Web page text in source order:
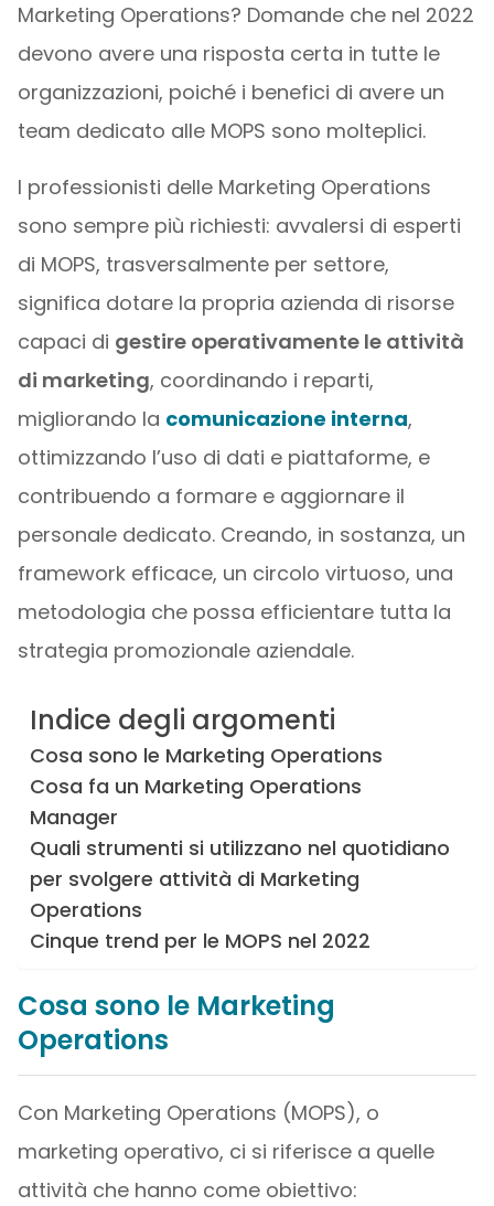
Marketing Operations? Domande che nel 2022
devono avere una risposta certa in tutte le
organizzazioni, poiché i benefici di avere un
team dedicato alle MOPS sono molteplici.
I professionisti delle Marketing Operations
sono sempre più richiesti: avvalersi di esperti
di MOPS, trasversalmente per settore,
significa dotare la propria azienda di risorse
capaci di gestire operativamente le attività
di marketing, coordinando i reparti,
migliorando la comunicazione interna,
ottimizzando l’uso di dati e piattaforme, e
contribuendo a formare e aggiornare il
personale dedicato. Creando, in sostanza, un
framework efficace, un circolo virtuoso, una
metodologia che possa efficientare tutta la
strategia promozionale aziendale.
Indice degli argomenti
Cosa sono le Marketing Operations
Cosa fa un Marketing Operations
Manager
Quali strumenti si utilizzano nel quotidiano
per svolgere attività di Marketing
Operations
Cinque trend per le MOPS nel 2022
Cosa sono le Marketing
Operations
Con Marketing Operations (MOPS), o
marketing operativo, ci si riferisce a quelle
attività che hanno come obiettivo: